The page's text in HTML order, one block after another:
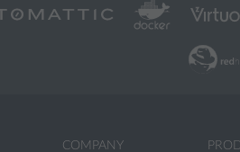
COMPANY